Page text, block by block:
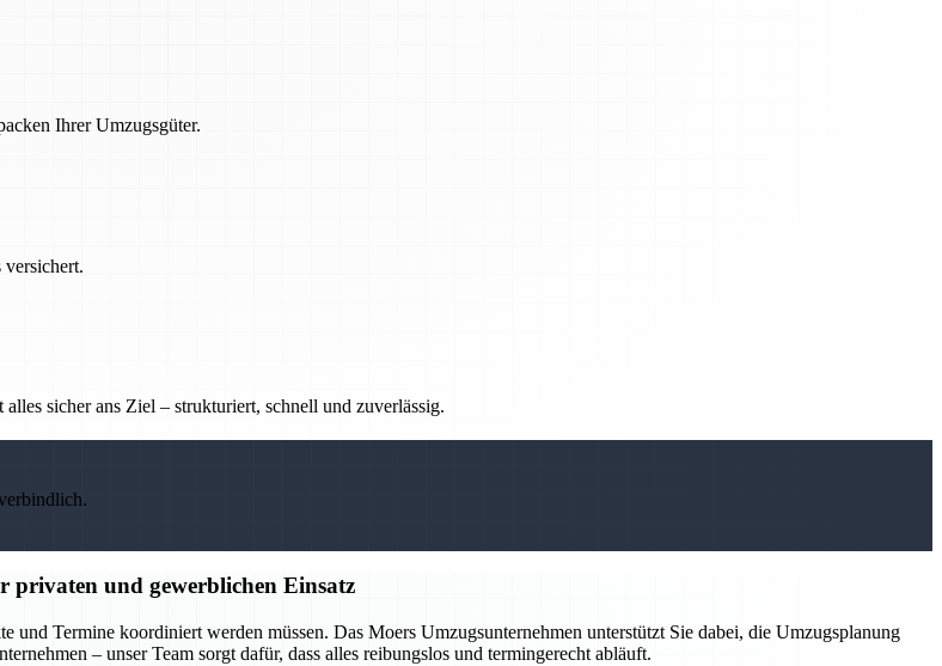
Ihrer Umzugsgüter.
versichert.
sicher ans Ziel – strukturiert, schnell und zuverlässig.
privaten und gewerblichen Einsatz
Termine koordiniert werden müssen. Das Moers Umzugsunternehmen unterstützt Sie dabei, die Umzugsplanung
– unser Team sorgt dafür, dass alles reibungslos und termingerecht abläuft.